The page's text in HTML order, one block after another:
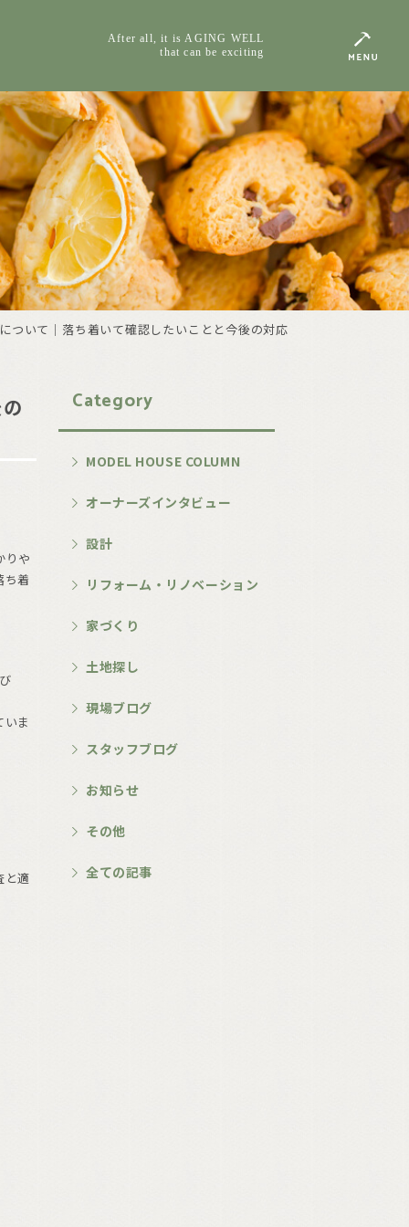
After all, it is AGING WELL
that can be exciting
ついて｜落ち着いて確認したいことと今後の対応
りや
ち着
ま
と適
Category
MODEL HOUSE COLUMN
オーナーズインタビュー
設計
リフォーム・リノベーション
家づくり
土地探し
現場ブログ
スタッフブログ
お知らせ
その他
全ての記事